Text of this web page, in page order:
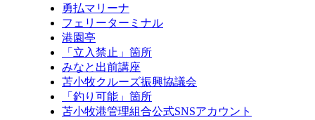
勇払マリーナ
フェリーターミナル
港園亭
「立入禁止」箇所
みなと出前講座
苫小牧クルーズ振興協議会
「釣り可能」箇所
苫小牧港管理組合公式SNSアカウント